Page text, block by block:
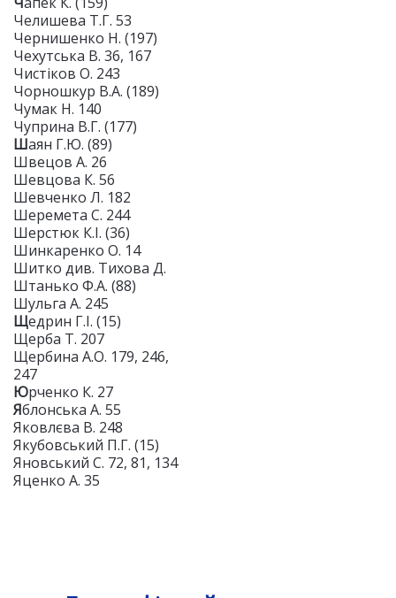
Челишева Т.Г. 53
Чернишенко Н. (197)
Чехутська В. 36, 167
Чистіков О. 243
Чорношкур В.А. (189)
Чумак Н. 140
Чуприна В.Г. (177)
Шаян Г.Ю. (89)
Швецов А. 26
Шевцова К. 56
Шевченко Л. 182
Шеремета С. 244
Шерстюк К.І. (36)
Шинкаренко О. 14
Шитко див. Тихова Д.
Штанько Ф.А. (88)
Шульга А. 245
Щедрин Г.І. (15)
Щерба Т. 207
Щербина А.О. 179, 246,
247
Юрченко К. 27
Яблонська А. 55
Яковлєва В. 248
Якубовський П.Г. (15)
Яновський С. 72, 81, 134
Яценко А. 35